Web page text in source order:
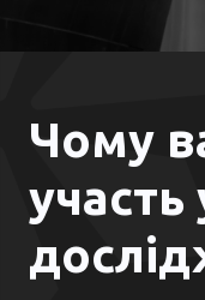
Чому
участь